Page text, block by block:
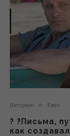
Интервью Кино
? ?Письма,
как